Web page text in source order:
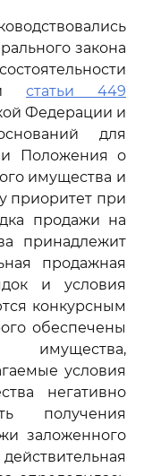
закона
статьи 449
Федерации и
для
Положения о
имущества и
приоритет при
продажи на
принадлежит
продажная
и условия
конкурсным
обеспечены
имущества,
условия
негативно
получения
заложенного